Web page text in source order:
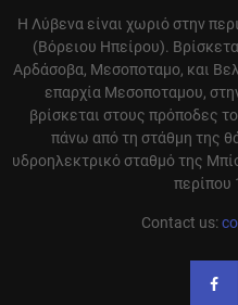
Η Λύβενα είναι χωριό στην
(Βόρειου Ηπείρου).
Αρδάσοβα, Μεσοποταμο, και
επαρχία Μεσοποταμου,
βρίσκεται στους πρόποδες
πάνω από τη στάθμη της
υδροηλεκτρικό σταθμό της
περίπου
Contact us: